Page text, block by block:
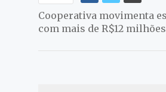
Cooperativa movimenta
com mais de R$12